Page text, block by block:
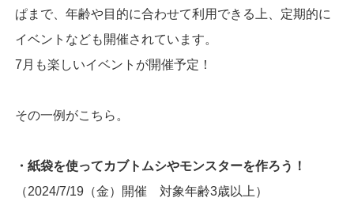
ぱまで、年齢や目的に合わせて利用できる上、定期的に
イベントなども開催されています。
7月も楽しいイベントが開催予定！
その一例がこちら。
・紙袋を使ってカブトムシやモンスターを作ろう！
（2024/7/19（金）開催 対象年齢3歳以上）